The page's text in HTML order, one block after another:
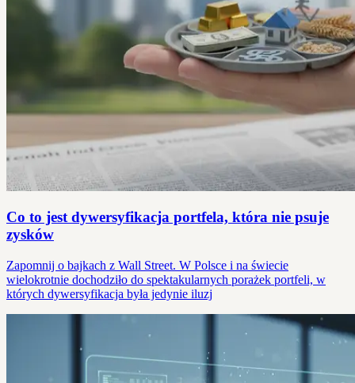
Co to jest dywersyfikacja portfela, która nie psuje
zysków
Zapomnij o bajkach z Wall Street. W Polsce i na świecie
wielokrotnie dochodziło do spektakularnych porażek portfeli, w
których dywersyfikacja była jedynie iluzj